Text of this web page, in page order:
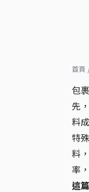
首頁
包
先
料
特
料
率
這